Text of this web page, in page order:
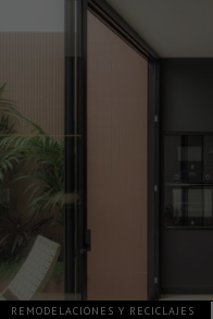
REMODELACIONES Y RECICLAJES